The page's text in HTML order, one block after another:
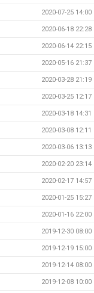
2020-07-25 14:00
2020-06-18 22:28
2020-06-14 22:15
2020-05-16 21:37
2020-03-28 21:19
2020-03-25 12:17
2020-03-18 14:31
2020-03-08 12:11
2020-03-06 13:13
2020-02-20 23:14
2020-02-17 14:57
2020-01-25 15:27
2020-01-16 22:00
2019-12-30 08:00
2019-12-19 15:00
2019-12-14 08:00
2019-12-08 10:00